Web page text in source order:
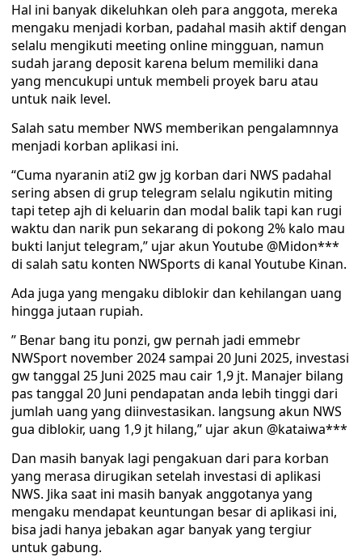
Hal ini banyak dikeluhkan oleh para anggota, mereka
mengaku menjadi korban, padahal masih aktif dengan
selalu mengikuti meeting online mingguan, namun
sudah jarang deposit karena belum memiliki dana
yang mencukupi untuk membeli proyek baru atau
untuk naik level.
Salah satu member NWS memberikan pengalamnnya
menjadi korban aplikasi ini.
“Cuma nyaranin ati2 gw jg korban dari NWS padahal
sering absen di grup telegram selalu ngikutin miting
tapi tetep ajh di keluarin dan modal balik tapi kan rugi
waktu dan narik pun sekarang di pokong 2% kalo mau
bukti lanjut telegram,” ujar akun Youtube @Midon***
di salah satu konten NWSports di kanal Youtube Kinan.
Ada juga yang mengaku diblokir dan kehilangan uang
hingga jutaan rupiah.
” Benar bang itu ponzi, gw pernah jadi emmebr
NWSport november 2024 sampai 20 Juni 2025, investasi
gw tanggal 25 Juni 2025 mau cair 1,9 jt. Manajer bilang
pas tanggal 20 Juni pendapatan anda lebih tinggi dari
jumlah uang yang diinvestasikan. langsung akun NWS
gua diblokir, uang 1,9 jt hilang,” ujar akun @kataiwa***
Dan masih banyak lagi pengakuan dari para korban
yang merasa dirugikan setelah investasi di aplikasi
NWS. Jika saat ini masih banyak anggotanya yang
mengaku mendapat keuntungan besar di aplikasi ini,
bisa jadi hanya jebakan agar banyak yang tergiur
untuk gabung.